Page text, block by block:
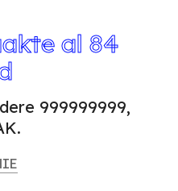
al 84
999999999,